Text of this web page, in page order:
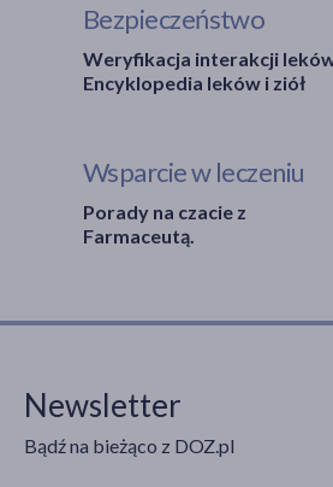
Bezpieczeństwo
Weryfikacja interakcji
Encyklopedia leków i ziół
Wsparcie w leczeniu
Porady na czacie z
Farmaceutą.
Newsletter
Bądź na bieżąco z DOZ.pl